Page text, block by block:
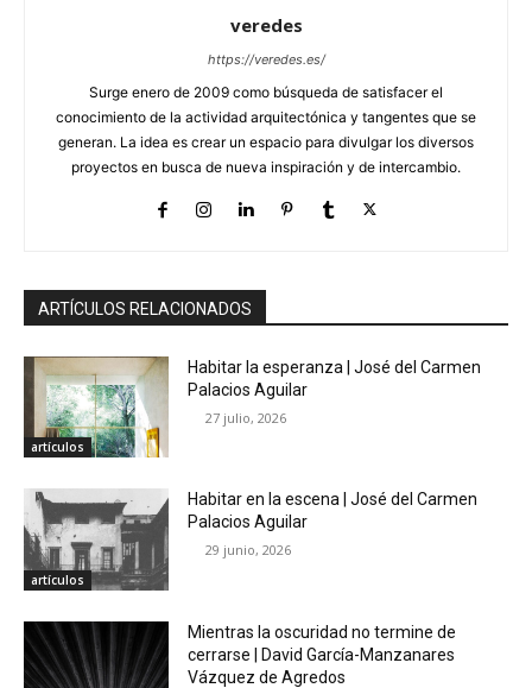
veredes
https://veredes.es/
Surge enero de 2009 como búsqueda de satisfacer el
conocimiento de la actividad arquitectónica y tangentes que se
generan. La idea es crear un espacio para divulgar los diversos
proyectos en busca de nueva inspiración y de intercambio.
ARTÍCULOS RELACIONADOS
artículos
Habitar la esperanza | José del Carmen
Palacios Aguilar
27 julio, 2026
artículos
Habitar en la escena | José del Carmen
Palacios Aguilar
29 junio, 2026
Mientras la oscuridad no termine de
cerrarse | David García-Manzanares
Vázquez de Agredos